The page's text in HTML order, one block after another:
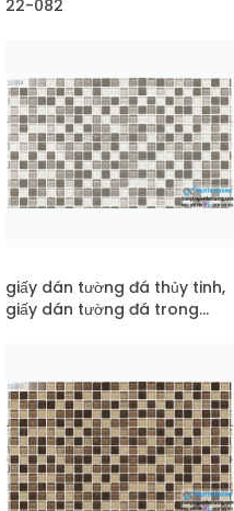
22-082
giấy dán tường đá thủy tinh,
giấy dán tường đá trong